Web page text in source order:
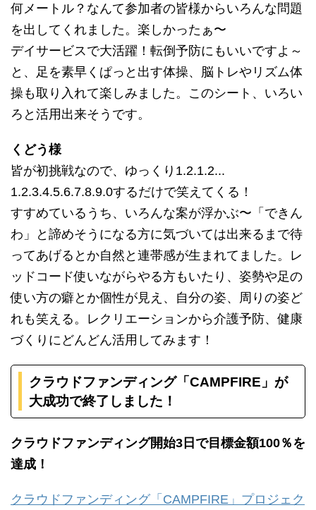
何メートル？なんて参加者の皆様からいろんな問題
を出してくれました。楽しかったぁ〜
デイサービスで大活躍！転倒予防にもいいですよ～
と、足を素早くぱっと出す体操、脳トレやリズム体
操も取り入れて楽しみました。このシート、いろい
ろと活用出来そうです。
くどう様
皆が初挑戦なので、ゆっくり1.2.1.2...
1.2.3.4.5.6.7.8.9.0するだけで笑えてくる！
すすめているうち、いろんな案が浮かぶ〜「できん
わ」と諦めそうになる方に気づいては出来るまで待
ってあげるとか自然と連帯感が生まれてました。レ
ッドコード使いながらやる方もいたり、姿勢や足の
使い方の癖とか個性が見え、自分の姿、周りの姿ど
れも笑える。レクリエーションから介護予防、健康
づくりにどんどん活用してみます！
クラウドファンディング「CAMPFIRE」が
大成功で終了しました！
クラウドファンディング開始3日で目標金額100％を
達成！
クラウドファンディング「CAMPFIRE」プロジェク